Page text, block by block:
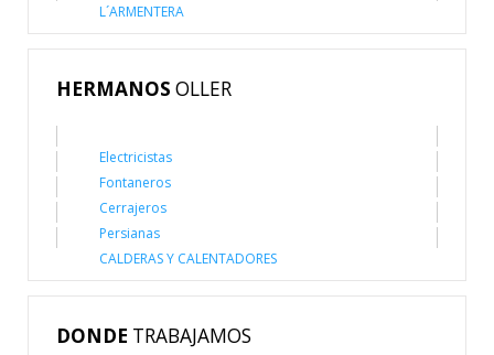
L´ARMENTERA
HERMANOS OLLER
Electricistas
Fontaneros
Cerrajeros
Persianas
CALDERAS Y CALENTADORES
DONDE TRABAJAMOS